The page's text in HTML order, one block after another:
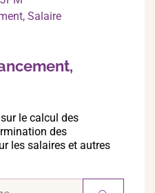
Salaire
le calcul des
des
les salaires et autres